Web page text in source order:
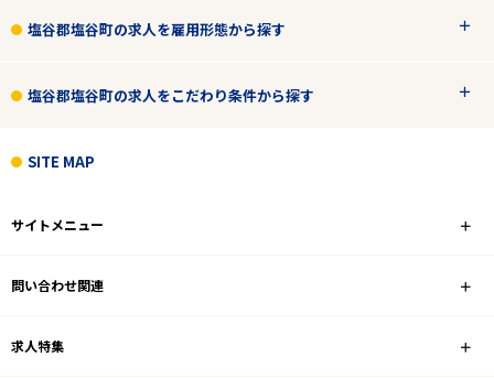
エリアで探す
塩谷郡塩谷町
業種
雇用形態
塩谷郡塩谷町の求人を雇用形態から探す
塩谷郡塩谷町の求人をこだわり条件から探す
SITE MAP
サイトメニュー
問い合わせ関連
求人特集